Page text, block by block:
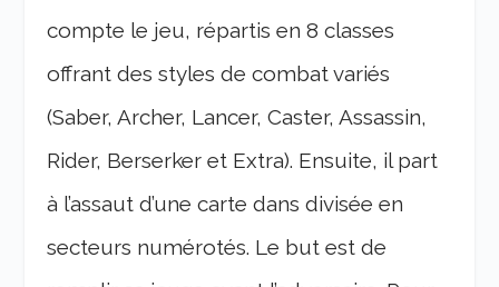
compte le jeu, répartis en 8 classes
offrant des styles de combat variés
(Saber, Archer, Lancer, Caster, Assassin,
Rider, Berserker et Extra). Ensuite, il part
à l’assaut d’une carte dans divisée en
secteurs numérotés. Le but est de